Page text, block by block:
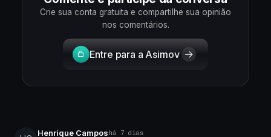
Crie sua conta gratuita e compartilhe sua opinião
nos comentários.
Entre para a Asimov
Henrique Camposhá 7 dias